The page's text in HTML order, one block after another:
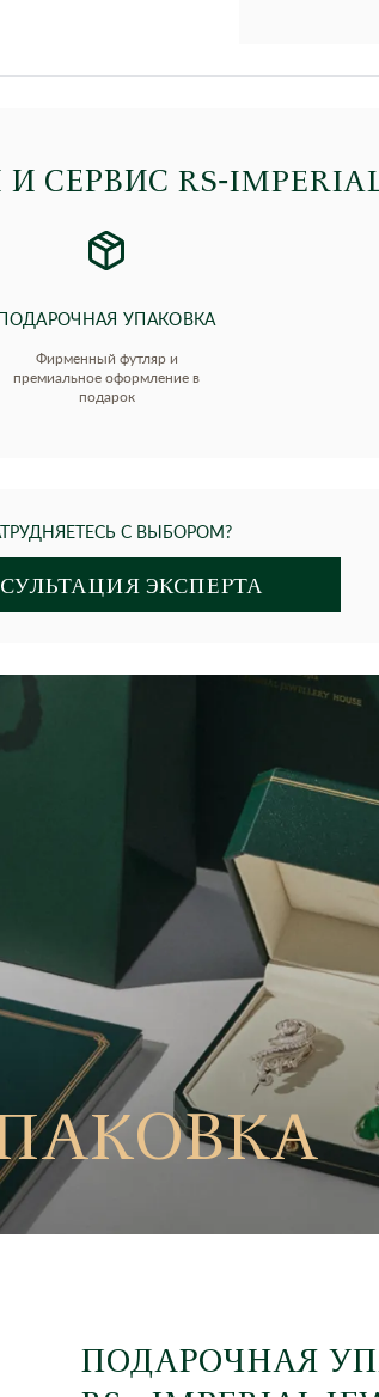
СЕРВИС
УПАКОВКА
Фирменный футляр и
премиальное оформление в
подарок
С ВЫБОРОМ?
ЭКСПЕРТА
ПОДАРОЧНАЯ